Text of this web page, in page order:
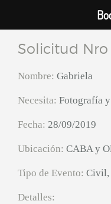
Solicitud Nro
Nombre: Gabriela
Necesita: Fotografía
Fecha: 28/09/2019
Ubicación: CABA y
Tipo de Evento: Civil,
Detalles: